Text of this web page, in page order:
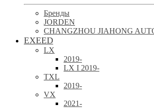
Бренды
JORDEN
CHANGZHOU JIAHONG
EXEED
LX
2019-
LX I 2019-
TXL
2019-
VX
2021-